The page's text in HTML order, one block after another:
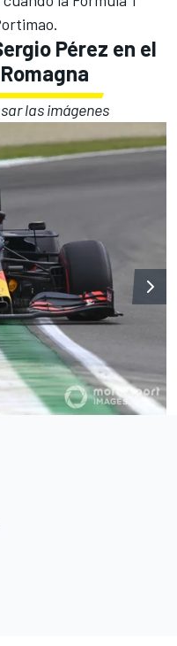
.
Pérez en el
las imágenes